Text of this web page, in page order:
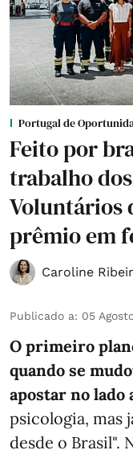
Portugal de
Feito por
trabalho
Voluntários
prêmio em
Caroline
Publicado a: 05
O primeiro
quando se
apostar no lado
psicologia, mas
desde o Brasil".